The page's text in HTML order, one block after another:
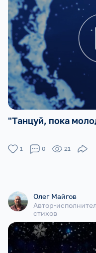
"Танцуй, пока
1 0 21
Олег Майгов
Автор-
стихов